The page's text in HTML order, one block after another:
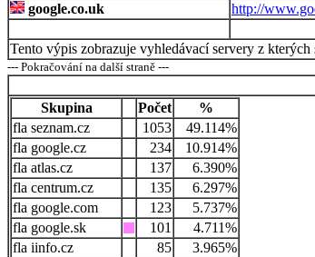
google.co.uk
http://
Tento výpis zobrazuje vyhledávací servery z
--- Pokračování na další straně ---
Skupina
Počet
%
seznam.cz
1053
49.114%
google.cz
234
10.914%
atlas.cz
137
6.390%
centrum.cz
135
6.297%
google.com
123
5.737%
google.sk
101
4.711%
iinfo.cz
85
3.965%